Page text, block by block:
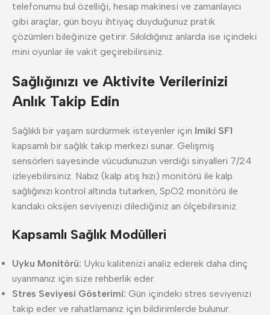
telefonumu bul özelliği, hesap makinesi ve zamanlayıcı
gibi araçlar, gün boyu ihtiyaç duyduğunuz pratik
çözümleri bileğinize getirir. Sıkıldığınız anlarda ise içindeki
mini oyunlar ile vakit geçirebilirsiniz.
Sağlığınızı ve Aktivite Verilerinizi
Anlık Takip Edin
Sağlıklı bir yaşam sürdürmek isteyenler için Imiki SF1
kapsamlı bir sağlık takip merkezi sunar. Gelişmiş
sensörleri sayesinde vücudunuzun verdiği sinyalleri 7/24
izleyebilirsiniz. Nabız (kalp atış hızı) monitörü ile kalp
sağlığınızı kontrol altında tutarken, SpO2 monitörü ile
kandaki oksijen seviyenizi dilediğiniz an ölçebilirsiniz.
Kapsamlı Sağlık Modülleri
Uyku Monitörü: Uyku kalitenizi analiz ederek daha dinç
uyanmanız için size rehberlik eder.
Stres Seviyesi Gösterimi: Gün içindeki stres seviyenizi
takip eder ve rahatlamanız için bildirimlerde bulunur.